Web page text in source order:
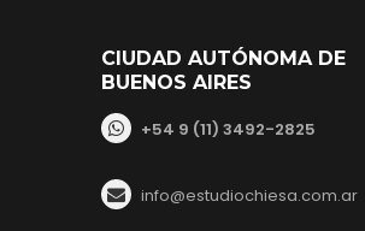
CIUDAD AUTÓNOMA DE
BUENOS AIRES
+54 9 (11) 3492-2825
info@estudiochiesa.com.ar